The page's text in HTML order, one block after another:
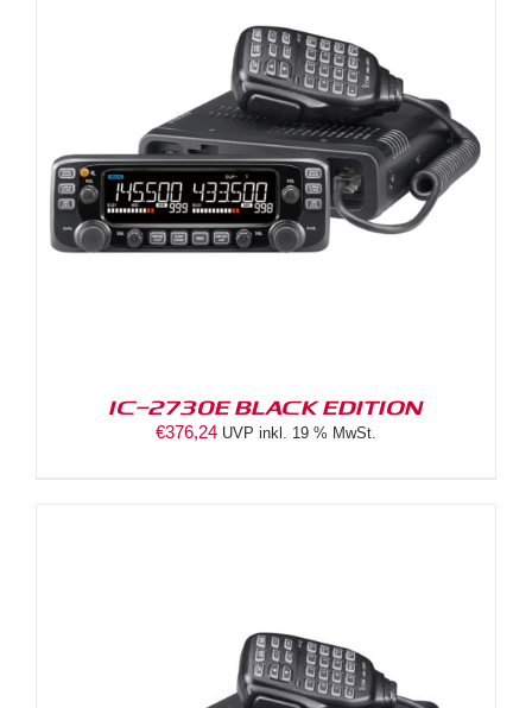
IC-2730E BLACK EDITION
€376,24 UVP inkl. 19 % MwSt.